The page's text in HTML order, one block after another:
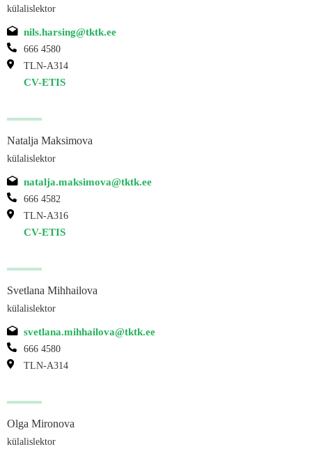
külalislektor
nils.harsing@tktk.ee
666 4580
TLN-A314
CV-ETIS
Natalja Maksimova
külalislektor
natalja.maksimova@tktk.ee
666 4582
TLN-A316
CV-ETIS
Svetlana Mihhailova
külalislektor
svetlana.mihhailova@tktk.ee
666 4580
TLN-A314
Olga Mironova
külalislektor